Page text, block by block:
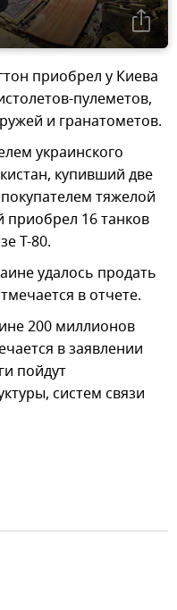
приобрел у Киева
пулеметов,
и гранатометов.
украинского
купивший две
тяжелой
приобрел 16 танков
Т-80.
удалось продать
в отчете.
200 миллионов
в заявлении
пойдут
систем связи